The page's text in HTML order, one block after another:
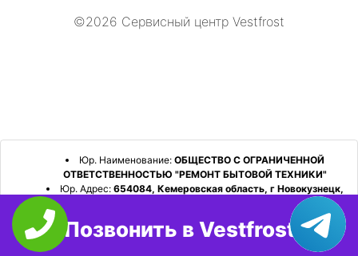
©2026 Сервисный центр Vestfrost
Юр. Наименование: ОБЩЕСТВО С ОГРАНИЧЕННОЙ
ОТВЕТСТВЕННОСТЬЮ "РЕМОНТ БЫТОВОЙ ТЕХНИКИ"
Юр. Адрес: 654084, Кемеровская область, г Новокузнецк,
р-н Орджоникидзевский, пр-кт Шахтеров, д. 31, кв. 2
ИНН:4253052180 ОГРН:1224200006128
Позвонить в Vestfrost